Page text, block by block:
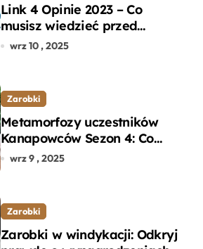
Link 4 Opinie 2023 – Co
musisz wiedzieć przed
wyborem ubezpieczenia OC i
wrz 10 , 2025
Zarobki
Metamorfozy uczestników
Kanapowców Sezon 4: Co
naprawdę zaskoczyło
wrz 9 , 2025
Zarobki
Zarobki w windykacji: Odkryj